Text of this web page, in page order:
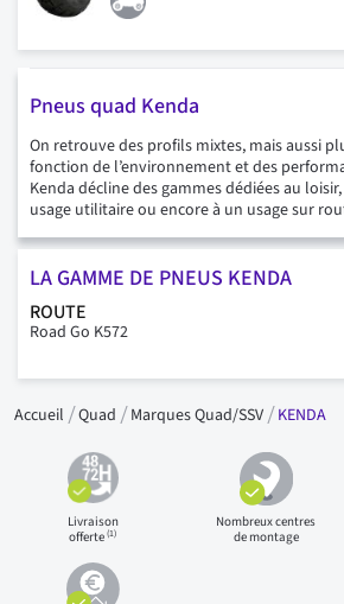
Pneus quad Kenda
On retrouve des profils mixtes, mais aussi
fonction de l’environnement et des
Kenda décline des gammes dédiées au
usage utilitaire ou encore à un usage sur
LA GAMME DE PNEUS KENDA
ROUTE
Road Go K572
Accueil Quad Marques Quad/SSV KENDA
Livraison
offerte(1)
Nombreux centres
de montage